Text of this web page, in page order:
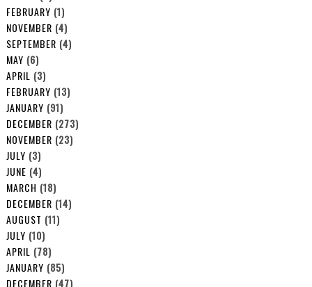
FEBRUARY (1)
NOVEMBER (4)
SEPTEMBER (4)
MAY (6)
APRIL (3)
FEBRUARY (13)
JANUARY (91)
DECEMBER (273)
NOVEMBER (23)
JULY (3)
JUNE (4)
MARCH (18)
DECEMBER (14)
AUGUST (11)
JULY (10)
APRIL (78)
JANUARY (85)
DECEMBER (47)